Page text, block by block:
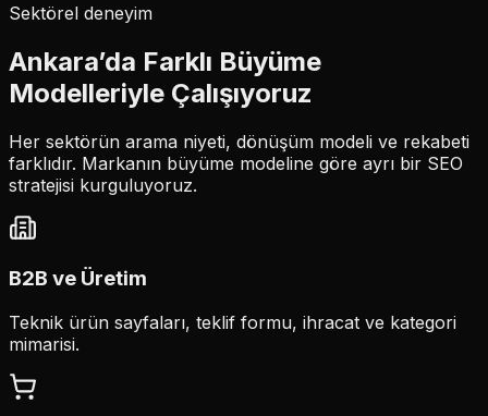
Sektörel deneyim
Ankara’da Farklı Büyüme
Modelleriyle Çalışıyoruz
Her sektörün arama niyeti, dönüşüm modeli ve rekabeti
farklıdır. Markanın büyüme modeline göre ayrı bir SEO
stratejisi kurguluyoruz.
B2B ve Üretim
Teknik ürün sayfaları, teklif formu, ihracat ve kategori
mimarisi.